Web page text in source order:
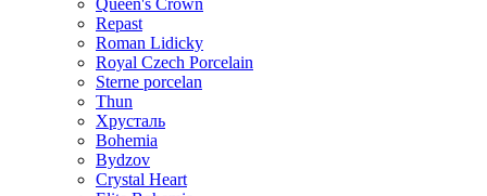
Queen's Crown
Repast
Roman Lidicky
Royal Czech Porcelain
Sterne porcelan
Thun
Хрусталь
Bohemia
Bydzov
Crystal Heart